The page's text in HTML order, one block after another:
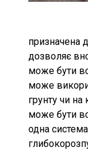
призначена
дозволяє
може бути
може
грунту чи на
може бути
одна